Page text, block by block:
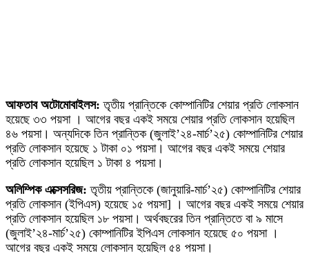
আফতাব অটোমোবাইলস: তৃতীয় প্রান্তিকে কোম্পানিটির শেয়ার প্রতি লোকসান
হয়েছে ৩৩ পয়সা । আগের বছর একই সময়ে শেয়ার প্রতি লোকসান হয়েছিল
৪৬ পয়সা। অন্যদিকে তিন প্রান্তিক (জুলাই’২৪-মার্চ’২৫) কোম্পানিটির শেয়ার
প্রতি লোকসান হয়েছে ১ টাকা ০১ পয়সা। আগের বছর একই সময়ে শেয়ার
প্রতি লোকসান হয়েছিল ১ টাকা ৪ পয়সা।
অলিম্পিক এক্সেসরিজ: তৃতীয় প্রান্তিকে (জানুয়ারি-মার্চ’২৫) কোম্পানিটির শেয়ার
প্রতি লোকসান (ইপিএস) হয়েছে ১৫ পয়সা] । আগের বছর একই সময়ে শেয়ার
প্রতি লোকসান হয়েছিল ১৮ পয়সা। অর্থবছরের তিন প্রান্তিতে বা ৯ মাসে
(জুলাই’২৪-মার্চ’২৫) কোম্পানিটির ইপিএস লোকসান হয়েছে ৫০ পয়সা ।
আগের বছর একই সময়ে লোকসান হয়েছিল ৫৪ পয়সা।